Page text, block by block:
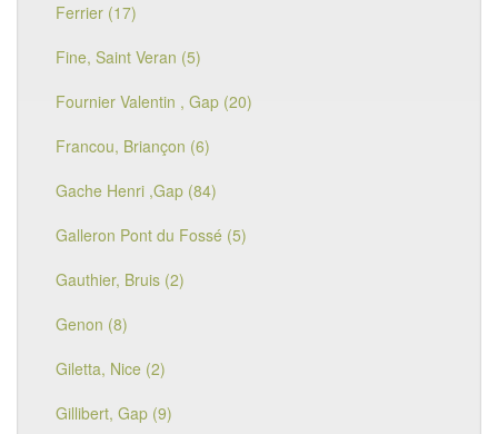
Ferrier (17)
Fine, Saint Veran (5)
Fournier Valentin , Gap (20)
Francou, Briançon (6)
Gache Henri ,Gap (84)
Galleron Pont du Fossé (5)
Gauthier, Bruis (2)
Genon (8)
Giletta, Nice (2)
Gillibert, Gap (9)